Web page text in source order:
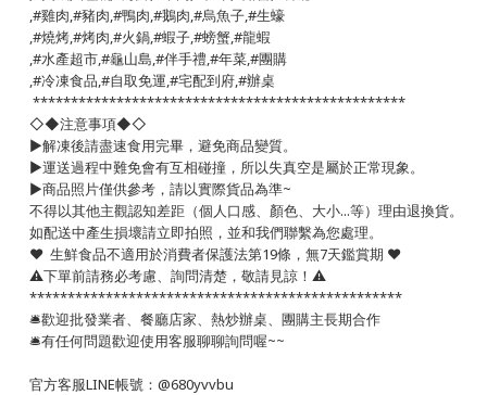
,#雞肉,#豬肉,#鴨肉,#鵝肉,#烏魚子,#生蠔
,#燒烤,#烤肉,#火鍋,#蝦子,#螃蟹,#龍蝦
,#水產超市,#龜山島,#伴手禮,#年菜,#團購
,#冷凍食品,#自取免運,#宅配到府,#辦桌
*************************************************
◇◆注意事項◆◇
▶️解凍後請盡速食用完畢，避免商品變質。
▶️運送過程中難免會有互相碰撞，所以失真空是屬於正常現象。
▶️商品照片僅供參考，請以實際貨品為準~
不得以其他主觀認知差距（個人口感、顏色、大小...等）理由退換貨。
如配送中產生損壞請立即拍照，並和我們聯繫為您處理。
❤️ 生鮮食品不適用於消費者保護法第19條，無7天鑑賞期 ❤️
⚠️下單前請務必考慮、詢問清楚，敬請見諒！⚠️
*************************************************
🛎歡迎批發業者、餐廳店家、熱炒辦桌、團購主長期合作
🛎有任何問題歡迎使用客服聊聊詢問喔~~
官方客服LINE帳號：@680yvvbu